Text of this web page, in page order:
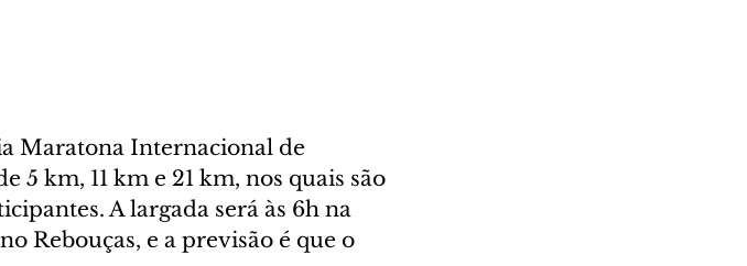
Maratona Internacional de
5 km, 11 km e 21 km, nos quais são
A largada será às 6h na
Rebouças, e a previsão é que o